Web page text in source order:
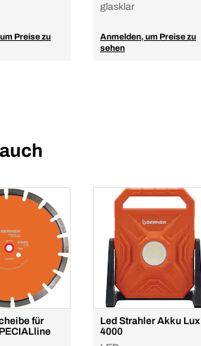
Preise zu
glasklar
Anmelden, um Preise zu
sehen
für
Led Strahler Akku Lux
4000